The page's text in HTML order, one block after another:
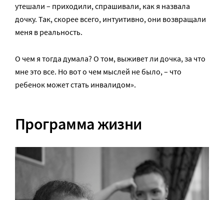
утешали – приходили, спрашивали, как я назвала
дочку. Так, скорее всего, интуитивно, они возвращали
меня в реальность.
О чем я тогда думала? О том, выживет ли дочка, за что
мне это все. Но вот о чем мыслей не было, – что
ребенок может стать инвалидом».
Программа жизни